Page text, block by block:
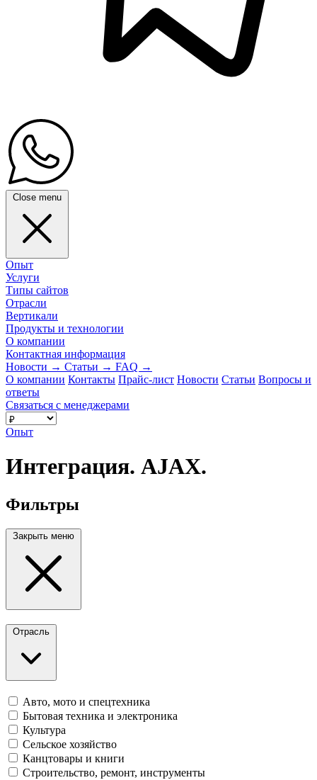
Close menu
Опыт
Услуги
Типы сайтов
Отрасли
Вертикали
Продукты и технологии
О компании
Контактная информация
Новости → Статьи → FAQ →
О компании Контакты Прайс-лист Новости Статьи Вопросы и
ответы
Связаться с менеджерами
Опыт
Интеграция. AJAX.
Фильтры
Закрыть меню
Отрасль
Авто, мото и спецтехника
Бытовая техника и электроника
Культура
Сельское хозяйство
Канцтовары и книги
Строительство, ремонт, инструменты